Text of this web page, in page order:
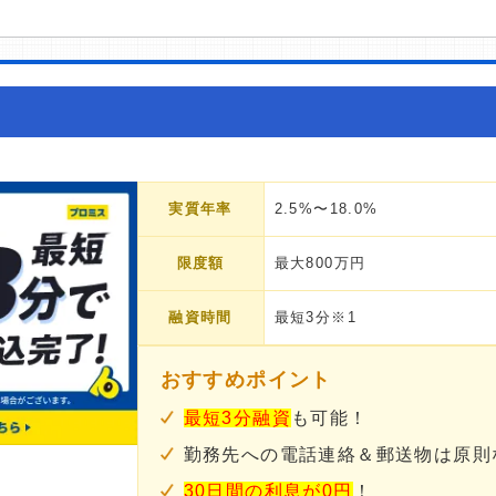
実質年率 2.5%〜18.0%
限度額 最大800万円
融資時間 最短3分※1
おすすめポイント
最短3分融資 も可能！
勤務先への電話連絡＆郵送物は原則
30日間の利息が0円
！